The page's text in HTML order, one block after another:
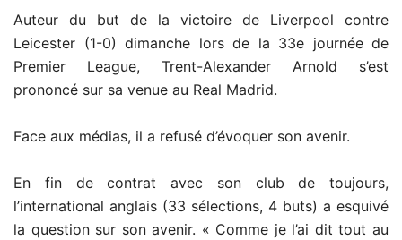
Auteur du but de la victoire de Liverpool contre
Leicester (1-0) dimanche lors de la 33e journée de
Premier League, Trent-Alexander Arnold s’est
prononcé sur sa venue au Real Madrid.
Face aux médias, il a refusé d’évoquer son avenir.
En fin de contrat avec son club de toujours,
l’international anglais (33 sélections, 4 buts) a esquivé
la question sur son avenir. « Comme je l’ai dit tout au